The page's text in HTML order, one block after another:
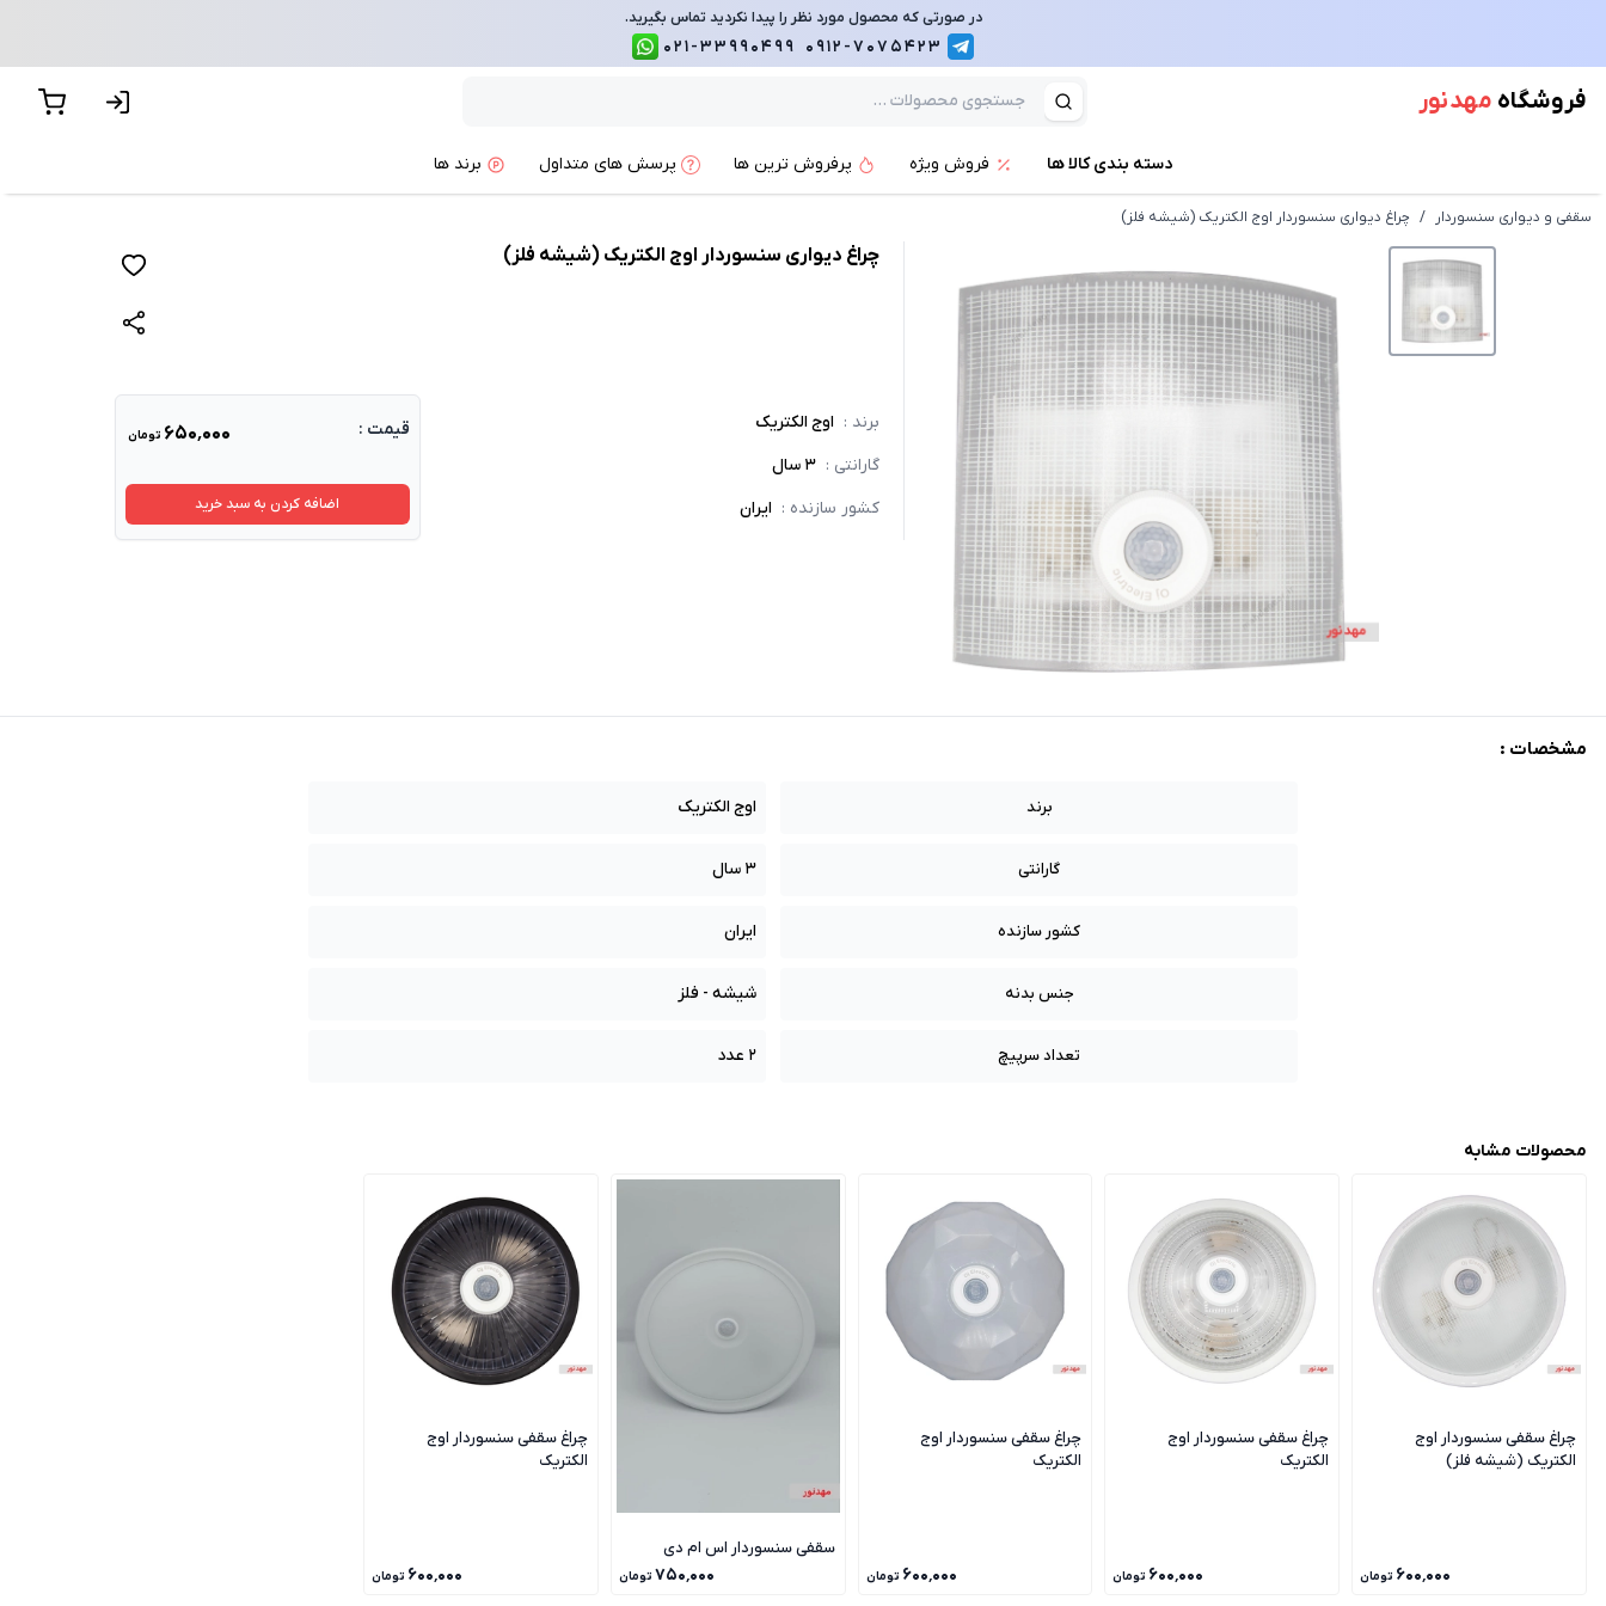
در صورتی که محصول مورد نظر را پیدا نکردید تماس بگیرید.
0912-7075423
021-33990499
فروشگاه مهد نور
دسته بندی کالا ها فروش ویژه پرفروش ترین ها پرسش های متداول برند ها
سقفی و دیواری سنسوردار / چراغ دیواری سنسوردار اوج الکتریک (شیشه فلز)
چراغ دیواری سنسوردار اوج الکتریک (شیشه فلز)
قیمت : ۶۵۰٬۰۰۰ تومان
اضافه کردن به سبد خرید
برند : اوج الکتریک
گارانتی : 3 سال
کشور سازنده : ایران
مشخصات :
برند اوج الکتریک
گارانتی 3 سال
کشور سازنده ایران
جنس بدنه شیشه - فلز
تعداد سرپیچ 2 عدد
محصولات مشابه
چراغ سقفی سنسوردار اوج
الکتریک (شیشه فلز)
۶۰۰٬۰۰۰ تومان
چراغ سقفی سنسوردار اوج
الکتریک
۶۰۰٬۰۰۰ تومان
چراغ سقفی سنسوردار اوج
الکتریک
۶۰۰٬۰۰۰ تومان
سقفی سنسوردار اس ام دی
۷۵۰٬۰۰۰ تومان
چراغ سقفی سنسوردار اوج
الکتریک
۶۰۰٬۰۰۰ تومان